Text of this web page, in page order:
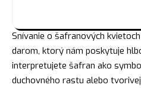
Snívanie o šafranových
darom, ktorý nám poskytuje
interpretujete šafran ako
duchovného rastu alebo